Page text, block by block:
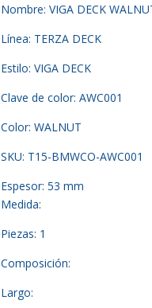
Nombre: VIGA DECK
Línea: TERZA DECK
Estilo: VIGA DECK
Clave de color: AWC001
Color: WALNUT
SKU: T15-BMWCO-AWC001
Espesor: 53 mm
Medida:
Piezas: 1
Composición:
Largo: